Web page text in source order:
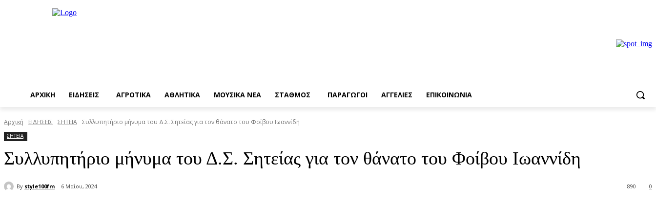
ΑΡΧΙΚΗ ΕΙΔΗΣΕΙΣ ΑΓΡΟΤΙΚΑ ΑΘΛΗΤΙΚΑ ΜΟΥΣΙΚΑ ΝΕΑ ΣΤΑΘΜΟΣ ΠΑΡΑΓΩΓΟΙ ΑΓΓΕΛΙΕΣ ΕΠΙΚΟΙΝΩΝΙΑ
Αρχική ΕΙΔΗΣΕΙΣ ΣΗΤΕΙΑ Συλλυπητήριο μήνυμα του Δ.Σ. Σητείας για τον θάνατο του Φοίβου Ιωαννίδη
ΣΗΤΕΙΑ
Συλλυπητήριο μήνυμα του Δ.Σ. Σητείας για τον θάνατο του Φοίβου Ιωαννίδη
By style100fm 6 Μαΐου, 2024 0
890